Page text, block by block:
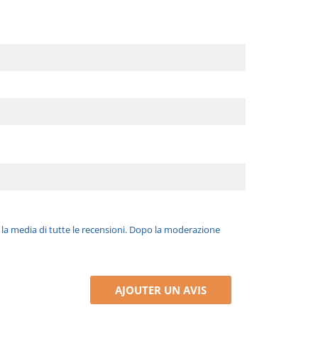
media di tutte le recensioni. Dopo la moderazione
AJOUTER UN AVIS